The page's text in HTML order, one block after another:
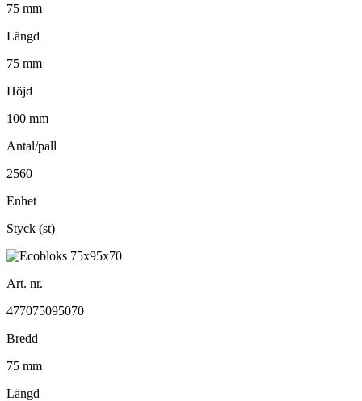
75 mm
Längd
75 mm
Höjd
100 mm
Antal/pall
2560
Enhet
Styck (st)
Art. nr.
477075095070
Bredd
75 mm
Längd